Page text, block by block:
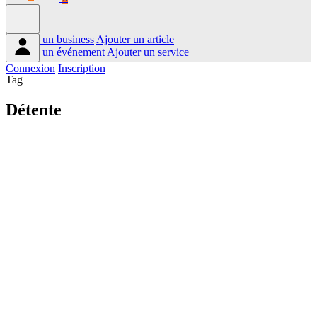
Ajouter un business Ajouter un article
Ajouter un événement Ajouter un service
Connexion Inscription
Tag
Détente